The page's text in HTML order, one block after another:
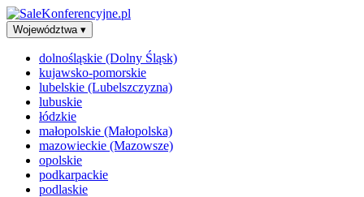
Województwa ▾
dolnośląskie (Dolny Śląsk)
kujawsko-pomorskie
lubelskie (Lubelszczyzna)
lubuskie
łódzkie
małopolskie (Małopolska)
mazowieckie (Mazowsze)
opolskie
podkarpackie
podlaskie